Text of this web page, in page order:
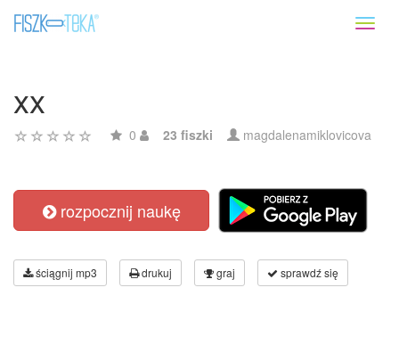
xx
0 23 fiszki magdalenamiklovicova
rozpocznij naukę
ściągnij mp3 drukuj graj sprawdź się